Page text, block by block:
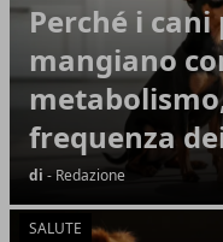
Perché i
mangiano
frequenza
di - Redazione
SALUTE